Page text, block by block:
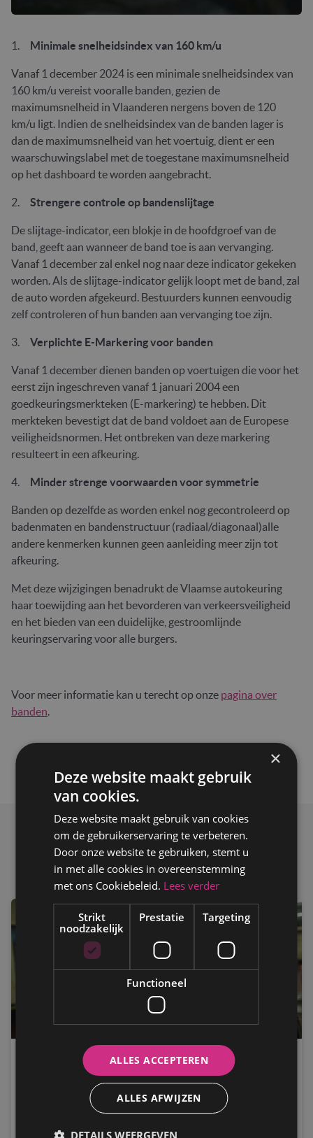
1. Minimale snelheidsindex van 160 km/u
Vanaf 1 december 2024 is een minimale snelheidsindex van
160 km/u vereist vooralle banden, gezien de
maximumsnelheid in Vlaanderen nergens boven de 120
km/u ligt. Indien de snelheidsindex van de banden lager is
dan de maximumsnelheid van het voertuig, dient er een
waarschuwingslabel met de toegestane maximumsnelheid
op het dashboard te worden aangebracht.
2. Strengere controle op bandenslijtage
De slijtage-indicator, een blokje in de hoofdgroef van de
band, geeft aan wanneer de band toe is aan vervanging.
Vanaf 1 december zal enkel nog naar deze indicator gekeken
worden. Als de slijtage-indicator gelijk loopt met de band, zal
de auto worden afgekeurd. Bestuurders kunnen eenvoudig
zelf controleren of hun banden aan vervanging toe zijn.
3. Verplichte E-Markering voor banden
Vanaf 1 december dienen banden op voertuigen die voor het
eerst zijn ingeschreven vanaf 1 januari 2004 een
goedkeuringsmerkteken (E-markering) te hebben. Dit
merkteken bevestigt dat de band voldoet aan de Europese
veiligheidsnormen. Het ontbreken van deze markering
resulteert in een afkeuring.
4. Minder strenge voorwaarden voor symmetrie
Banden op dezelfde as worden enkel nog gecontroleerd op
badenmaten en bandenstructuur (radiaal/diagonaal)alle
andere kenmerken kunnen geen aanleiding meer zijn tot
afkeuring.
Met deze wijzigingen benadrukt de Vlaamse autokeuring
haar toewijding aan het bevorderen van verkeersveiligheid
en het bieden van een duidelijke, gestroomlijnde
keuringservaring voor alle burgers.
Voor meer informatie kan u terecht op onze pagina over
banden.
Nieuws
AUTOKEURING
Persbericht: Duitse studie zet Vlaamse
hervorming in nieuw daglicht
Technische gebreken aan voertuigen spelen een
×
Deze website maakt gebruik
van cookies.
Deze website maakt gebruik van cookies
om de gebruikerservaring te verbeteren.
Door onze website te gebruiken, stemt u
in met alle cookies in overeenstemming
met ons Cookiebeleid. Lees verder
Strikt
noodzakelijk
Prestatie Targeting
Functioneel
ALLES ACCEPTEREN
ALLES AFWIJZEN
DETAILS WEERGEVEN